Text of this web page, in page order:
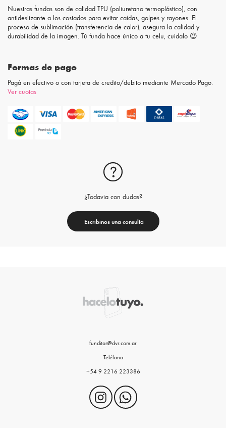
Nuestras fundas son de calidad TPU (poliuretano termoplástico), con
antideslizante a los costados para evitar caídas, golpes y rayones. El
proceso de sublimación (transferencia de calor), asegura la calidad y
durabilidad de la imagen. Tú funda hace único a tu celu, cuidalo 😉
Formas de pago
Pagá en efectivo o con tarjeta de credito/debito mediante Mercado Pago.
Ver cuotas
¿Todavia con dudas?
Escribinos una consulta
funditas@dvr.com.ar
Teléfono
+54 9 2216 223386